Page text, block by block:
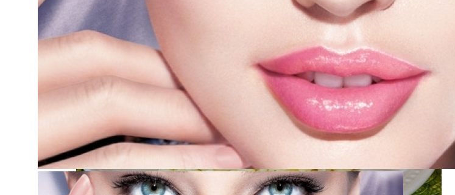
Разбираемся, Какие Виды Проклятий Соседи Могут Применить К Вашему Дому
Секреты Обворожительного Макияжа Губ
РЕЦЕПТЫ